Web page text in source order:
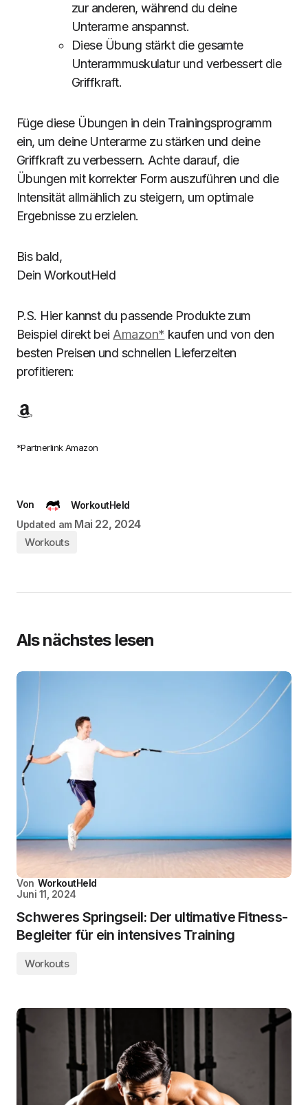
zur anderen, während du deine
Unterarme anspannst.
Diese Übung stärkt die gesamte
Unterarmmuskulatur und verbessert die
Griffkraft.
Füge diese Übungen in dein Trainingsprogramm
ein, um deine Unterarme zu stärken und deine
Griffkraft zu verbessern. Achte darauf, die
Übungen mit korrekter Form auszuführen und die
Intensität allmählich zu steigern, um optimale
Ergebnisse zu erzielen.
Bis bald,
Dein WorkoutHeld
P.S. Hier kannst du passende Produkte zum
Beispiel direkt bei Amazon* kaufen und von den
besten Preisen und schnellen Lieferzeiten
profitieren:
*Partnerlink Amazon
Von
WorkoutHeld
Updated am Mai 22, 2024
Workouts
Als nächstes lesen
Von WorkoutHeld
Juni 11, 2024
Schweres Springseil: Der ultimative Fitness-
Begleiter für ein intensives Training
Workouts